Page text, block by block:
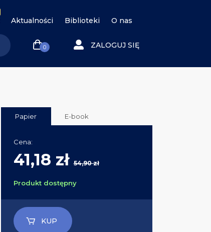
Aktualności Biblioteki O nas
0 ZALOGUJ SIĘ
Papier E-book
Cena:
41,18 zł54,90 zł
Produkt dostępny
KUP